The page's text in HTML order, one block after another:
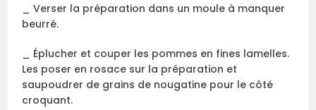
_ Verser la préparation dans un moule à manquer
beurré.
_ Éplucher et couper les pommes en fines lamelles.
Les poser en rosace sur la préparation et
saupoudrer de grains de nougatine pour le côté
croquant.